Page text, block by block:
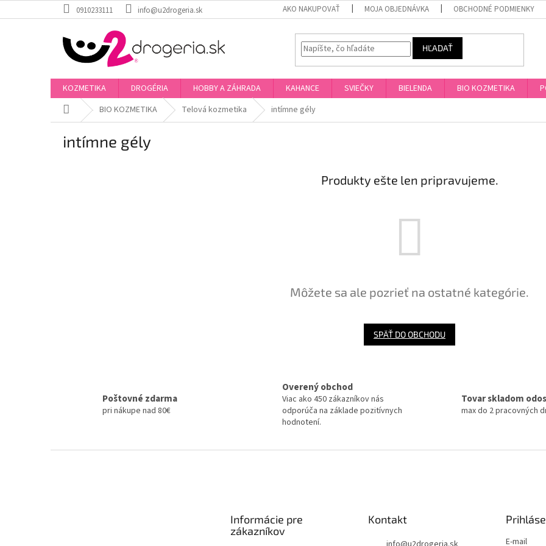
na
0910233111 info@u2drogeria.sk AKO NAKUPOVAŤ MOJA OBJEDNÁVKA OBCHODNÉ PODMIENKY
HĽADAŤ
KOZMETIKA DROGÉRIA HOBBY A ZÁHRADA KAHANCE SVIEČKY BIELENDA BIO KOZMETIKA
DomovBIO KOZMETIKA Telová kozmetika intímne gély
intímne gély
Produkty ešte len pripravujeme.
Môžete sa ale pozrieť na ostatné kategórie.
SPÄŤ DO OBCHODU
Poštovné zdarma
pri nákupe nad 80€
Overený obchod
Viac ako 450 zákazníkov nás
odporúča na základe pozitívnych
hodnotení.
Tovar skladom
max do 2 pracovných
Informácie pre
zákazníkov
Kontakt
E-mail